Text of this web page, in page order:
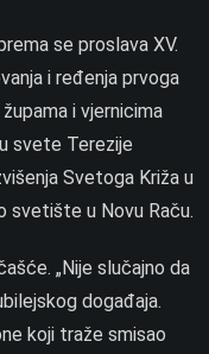
se proslava XV.
i ređenja prvoga
i vjernicima
svete Terezije
Svetoga Križa u
svetište u Novu Raču.
„Nije slučajno da
događaja.
koji traže smisao